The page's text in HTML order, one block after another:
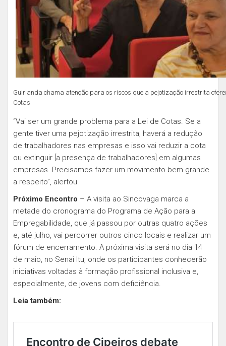
Guirlanda chama atenção para os riscos que a pejotização irrestrita
Cotas
“Vai ser um grande problema para a Lei de Cotas. Se a
gente tiver uma pejotização irrestrita, haverá a redução
de trabalhadores nas empresas e isso vai reduzir a cota
ou extinguir [a presença de trabalhadores] em algumas
empresas. Precisamos fazer um movimento bem grande
a respeito”, alertou.
Próximo Encontro – A visita ao Sincovaga marca a
metade do cronograma do Programa de Ação para a
Empregabilidade, que já passou por outras quatro ações
e, até julho, vai percorrer outros cinco locais e realizar um
fórum de encerramento. A próxima visita será no dia 14
de maio, no Senai Itu, onde os participantes conhecerão
iniciativas voltadas à formação profissional inclusiva e,
especialmente, de jovens com deficiência.
Leia também: